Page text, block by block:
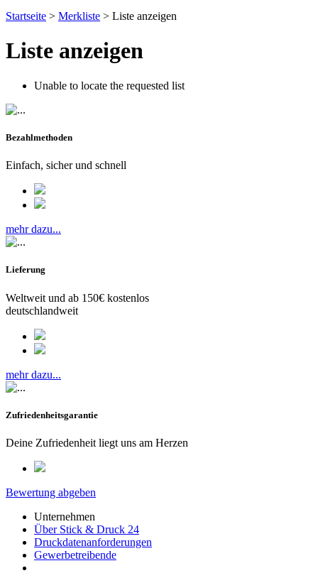
Startseite > Merkliste > Liste anzeigen
Liste anzeigen
Unable to locate the requested list
Bezahlmethoden
Einfach, sicher und schnell
mehr dazu...
Lieferung
Weltweit und ab 150€ kostenlos
deutschlandweit
mehr dazu...
Zufriedenheitsgarantie
Deine Zufriedenheit liegt uns am Herzen
Bewertung abgeben
Unternehmen
Über Stick & Druck 24
Druckdatenanforderungen
Gewerbetreibende